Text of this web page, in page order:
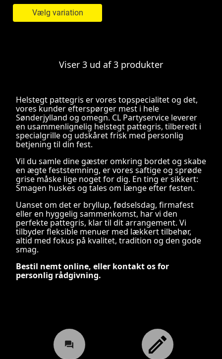
Vælg variation
Viser 3 ud af 3 produkter
Helstegt pattegris er vores topspecialitet og det,
vores kunder efterspørger mest i hele
Sønderjylland og omegn. CL Partyservice leverer
en usammenlignelig helstegt pattegris, tilberedt i
specialgrille og udskåret frisk med personlig
betjening til din fest.
Vil du samle dine gæster omkring bordet og skabe
en ægte feststemning, er vores saftige og sprøde
grise måske lige noget for dig. En ting er sikkert:
Smagen huskes og tales om længe efter festen.
Uanset om det er bryllup, fødselsdag, firmafest
eller en hyggelig sammenkomst, har vi den
perfekte pattegris, klar til dit arrangement. Vi
tilbyder fleksible menuer med lækkert tilbehør,
altid med fokus på kvalitet, tradition og den gode
smag.
Bestil nemt online, eller kontakt os for
personlig rådgivning.
Praktisk info
Skriv til os